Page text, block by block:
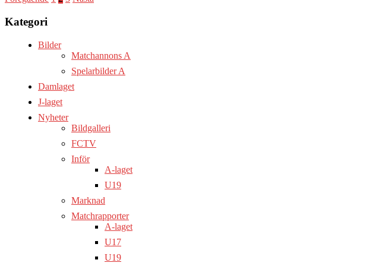
för
inlägg
Kategori
Bilder
Matchannons A
Spelarbilder A
Damlaget
J-laget
Nyheter
Bildgalleri
FCTV
Inför
A-laget
U19
Marknad
Matchrapporter
A-laget
U17
U19